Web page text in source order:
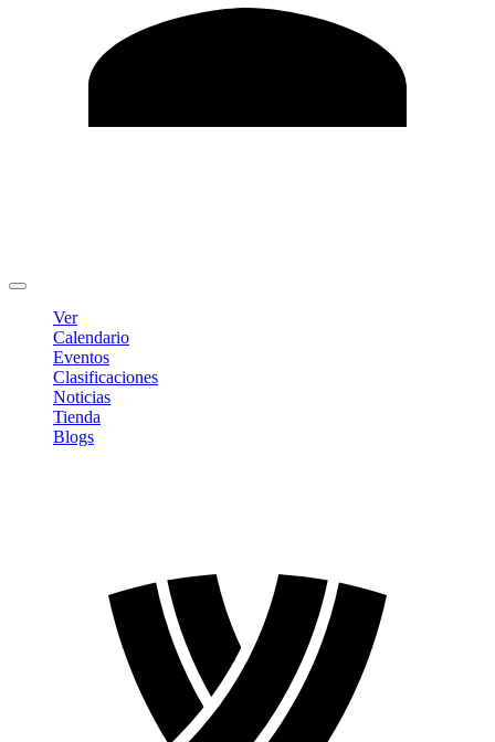
Ver
Calendario
Eventos
Clasificaciones
Noticias
Tienda
Blogs